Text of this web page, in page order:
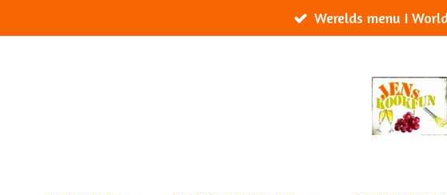
direct
Werelds menu I